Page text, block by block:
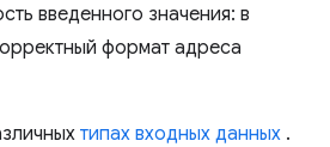
введенного значения: в
формат адреса
типах входных данных .